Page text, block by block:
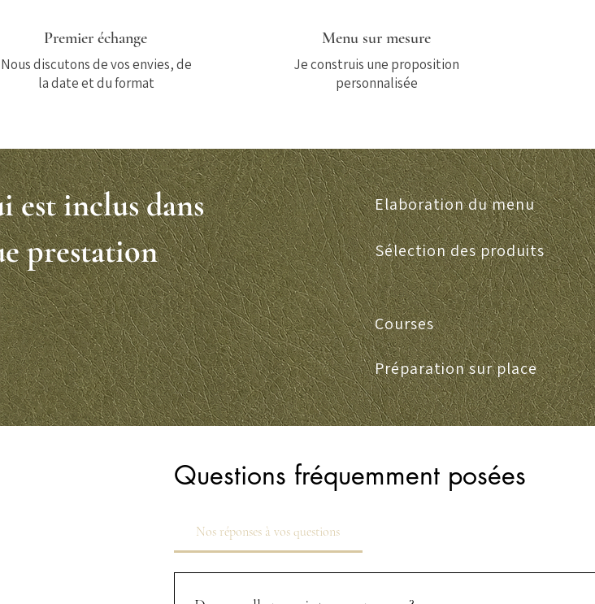
Premier échange
Nous discutons de vos envies, de
la date et du format
Menu sur mesure
Je construis une proposition
personnalisée
est inclus dans
prestation
Elaboration du menu
Sélection des produits
Courses
Préparation sur place
Questions fréquemment posées
Nos réponses à vos questions